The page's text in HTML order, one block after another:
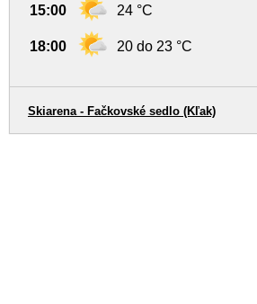
15:00 24 °C
18:00 20 do 23 °C
Skiarena - Fačkovské sedlo (Kľak)